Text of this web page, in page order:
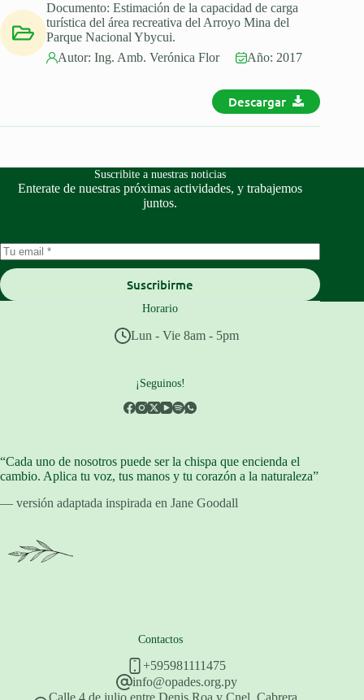
Documento: Estimación de la capacidad de carga
turística del área recreativa del Arroyo Mina del
Parque Nacional Ybycui.
Autor: Ing. Amb. Verónica Flor Año: 2017
Descargar
Suscribite a nuestras noticias
Enterate de nuestras próximas actividades, y trabajemos
juntos.
Suscribirme
Horario
Lun - Vie 8am - 5pm
¡Seguinos!
“Cada uno de nosotros puede ser la chispa que encienda el
cambio. Aplica tu voz, tus manos y tu corazón a la naturaleza”
— versión adaptada inspirada en Jane Goodall
Contactos
+595981111475
info@opades.org.py
Calle 4 de julio entre Denis Roa y Cnel. Cabrera.